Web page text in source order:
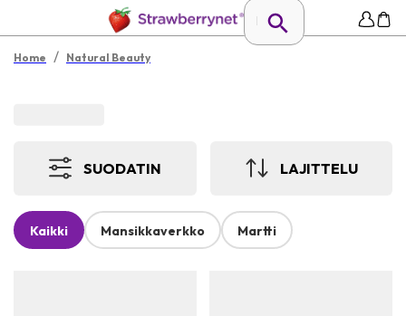
Home / Natural Beauty
SUODATIN LAJITTELU
Kaikki Mansikkaverkko Martti